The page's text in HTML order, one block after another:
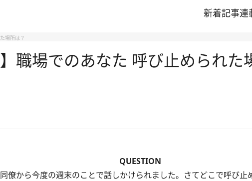
新着記事連
場所は？
】職場でのあなた 呼び止められた
QUESTION
僚から今度の週末のことで話しかけられました。さてどこで呼び止